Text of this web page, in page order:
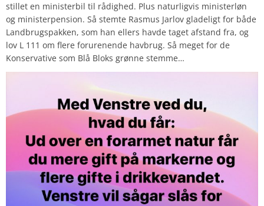
stillet en ministerbil til rådighed. Plus naturligvis ministerløn
og ministerpension. Så stemte Rasmus Jarlov gladeligt for både
Landbrugspakken, som han ellers havde taget afstand fra, og
lov L 111 om flere forurenende havbrug. Så meget for de
Konservative som Blå Bloks grønne stemme…